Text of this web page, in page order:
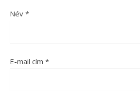
Név *
E-mail cím *